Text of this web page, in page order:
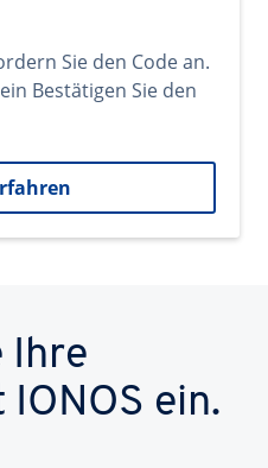
Sie den Code an.
Bestätigen Sie den
Ihre
ein.